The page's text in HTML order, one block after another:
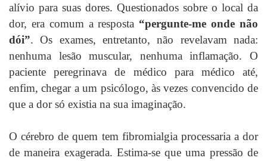
alívio para suas dores. Questionados sobre o local da
dor, era comum a resposta “pergunte-me onde não
dói”. Os exames, entretanto, não revelavam nada:
nenhuma lesão muscular, nenhuma inflamação. O
paciente peregrinava de médico para médico até,
enfim, chegar a um psicólogo, às vezes convencido de
que a dor só existia na sua imaginação.
O cérebro de quem tem fibromialgia processaria a dor
de maneira exagerada. Estima-se que uma pressão de